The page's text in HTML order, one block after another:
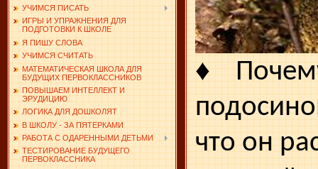
УЧИМСЯ ПИСАТЬ
ИГРЫ И УПРАЖНЕНИЯ ДЛЯ
ПОДГОТОВКИ К ШКОЛЕ
Я ПИШУ СЛОВА
УЧИМСЯ СЧИТАТЬ
МАТЕМАТИЧЕСКАЯ ШКОЛА ДЛЯ
БУДУЩИХ ПЕРВОКЛАССНИКОВ
ПОВЫШАЕМ ИНТЕЛЛЕКТ И
ЭРУДИЦИЮ
ЛОГИКА ДЛЯ ДОШКОЛЯТ
В ШКОЛУ - ЗА ПЯТЕРКАМИ
РАБОТА С ОДАРЕННЫМИ ДЕТЬМИ
ТЕСТИРОВАНИЕ БУДУЩЕГО
ПЕРВОКЛАССНИКА
♦
что он